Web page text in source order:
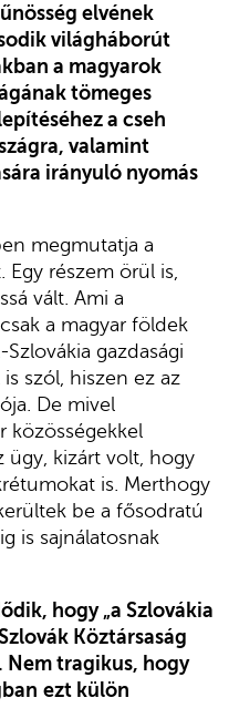
elvének
világháborút
a magyarok
tömeges
a cseh
valamint
irányuló nyomás
megmutatja a
részem örül is,
vált. Ami a
a magyar földek
gazdasági
szól, hiszen ez az
De mivel
közösségekkel
ügy, kizárt volt, hogy
is. Merthogy
be a fősodratú
is sajnálatosnak
hogy „a Szlovákia
Köztársaság
Nem tragikus, hogy
ezt külön